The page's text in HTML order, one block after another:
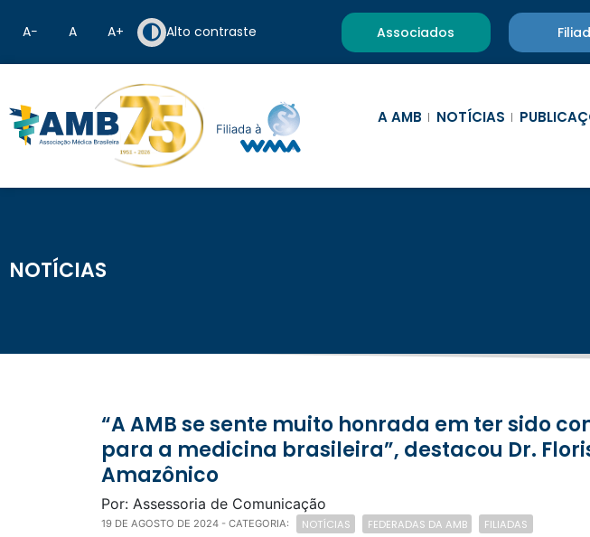
A− A A+ Alto contraste Associados
A AMB NOTÍCIAS
NOTÍCIAS
“A AMB se sente muito honrada em ter sido convidada para este evento de grande importância
para a medicina brasileira”, destacou Dr.
Amazônico
Por: Assessoria de Comunicação
19 DE AGOSTO DE 2024 - CATEGORIA: NOTÍCIAS FEDERADAS DA AMB FILIADAS